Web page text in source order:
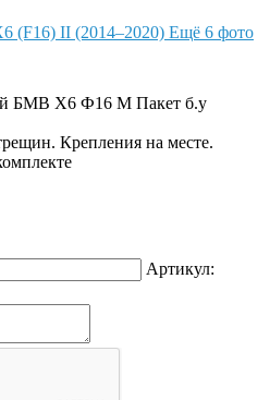
Ещё 6 фото
БМВ Х6 Ф16 М Пакет б.у
Крепления на месте.
Артикул: